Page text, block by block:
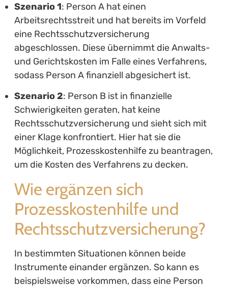
Szenario 1: Person A hat einen
Arbeitsrechtsstreit und hat bereits im Vorfeld
eine Rechtsschutzversicherung
abgeschlossen. Diese übernimmt die Anwalts-
und Gerichtskosten im Falle eines Verfahrens,
sodass Person A finanziell abgesichert ist.
Szenario 2: Person B ist in finanzielle
Schwierigkeiten geraten, hat keine
Rechtsschutzversicherung und sieht sich mit
einer Klage konfrontiert. Hier hat sie die
Möglichkeit, Prozesskostenhilfe zu beantragen,
um die Kosten des Verfahrens zu decken.
Wie ergänzen sich
Prozesskostenhilfe und
Rechtsschutzversicherung?
In bestimmten Situationen können beide
Instrumente einander ergänzen. So kann es
beispielsweise vorkommen, dass eine Person